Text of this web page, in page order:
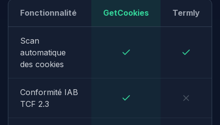
Fonctionnalité GetCookies Termly
Scan
automatique
des cookies
Conformité IAB
TCF 2.3